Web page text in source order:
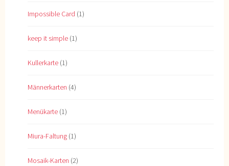
Impossible Card (1)
keep it simple (1)
Kullerkarte (1)
Männerkarten (4)
Menükarte (1)
Miura-Faltung (1)
Mosaik-Karten (2)